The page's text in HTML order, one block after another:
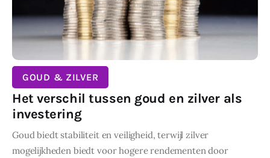
GOUD & ZILVER
Het verschil tussen goud en zilver als
investering
Goud biedt stabiliteit en veiligheid, terwijl zilver
mogelijkheden biedt voor hogere rendementen door